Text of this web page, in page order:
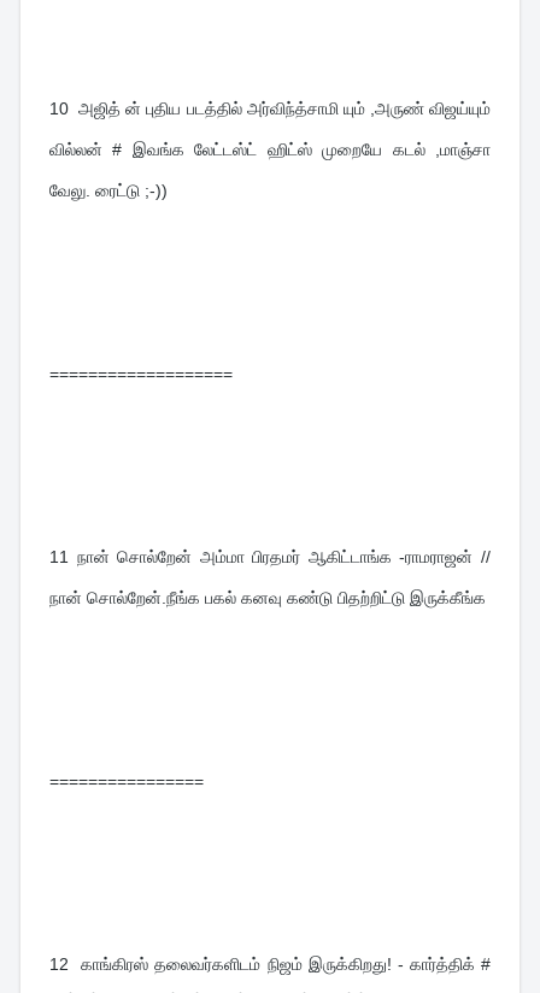
10 அஜித் ன் புதிய படத்தில் அர்விந்த்சாமி யும் ,அருண் விஜய்யும்
வில்லன் # இவங்க லேட்டஸ்ட் ஹிட்ஸ் முறையே கடல் ,மாஞ்சா
வேலு. ரைட்டு ;-))
===================
11 நான் சொல்றேன் அம்மா பிரதமர் ஆகிட்டாங்க -ராமராஜன் //
நான் சொல்றேன்.நீங்க பகல் கனவு கண்டு பிதற்றிட்டு இருக்கீங்க
================
12 காங்கிரஸ் தலைவர்களிடம் நிஜம் இருக்கிறது! - கார்த்திக் #